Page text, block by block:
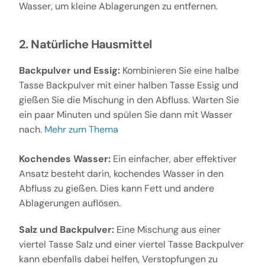
Wasser, um kleine Ablagerungen zu entfernen.
2. Natürliche Hausmittel
Backpulver und Essig:Kombinieren Sie eine halbe
Tasse Backpulver mit einer halben Tasse Essig und
gießen Sie die Mischung in den Abfluss. Warten Sie
ein paar Minuten und spülen Sie dann mit Wasser
nach. Mehr zum Thema
Kochendes Wasser:Ein einfacher, aber effektiver
Ansatz besteht darin, kochendes Wasser in den
Abfluss zu gießen. Dies kann Fett und andere
Ablagerungen auflösen.
Salz und Backpulver:Eine Mischung aus einer
viertel Tasse Salz und einer viertel Tasse Backpulver
kann ebenfalls dabei helfen, Verstopfungen zu